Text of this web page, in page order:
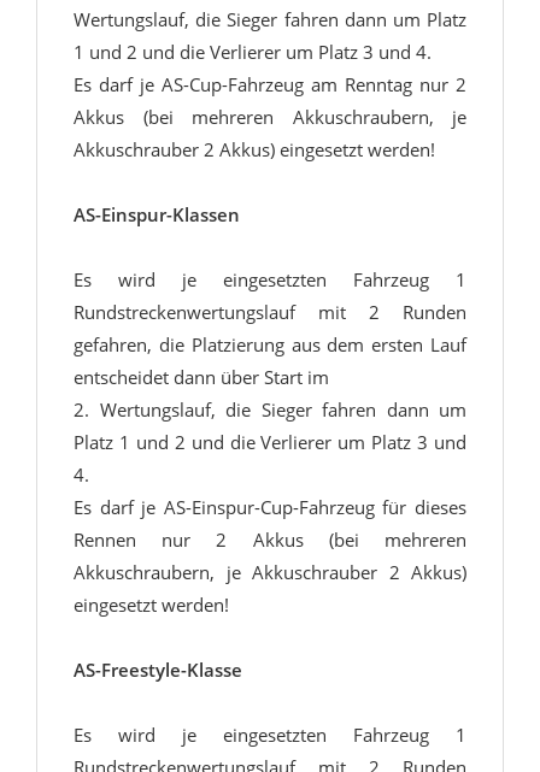
Wertungslauf, die Sieger fahren dann um Platz
1 und 2 und die Verlierer um Platz 3 und 4.
Es darf je AS-Cup-Fahrzeug am Renntag nur 2
Akkus (bei mehreren Akkuschraubern, je
Akkuschrauber 2 Akkus) eingesetzt werden!
AS-Einspur-Klassen
Es wird je eingesetzten Fahrzeug 1
Rundstreckenwertungslauf mit 2 Runden
gefahren, die Platzierung aus dem ersten Lauf
entscheidet dann über Start im
2. Wertungslauf, die Sieger fahren dann um
Platz 1 und 2 und die Verlierer um Platz 3 und
4.
Es darf je AS-Einspur-Cup-Fahrzeug für dieses
Rennen nur 2 Akkus (bei mehreren
Akkuschraubern, je Akkuschrauber 2 Akkus)
eingesetzt werden!
AS-Freestyle-Klasse
Es wird je eingesetzten Fahrzeug 1
Rundstreckenwertungslauf mit 2 Runden